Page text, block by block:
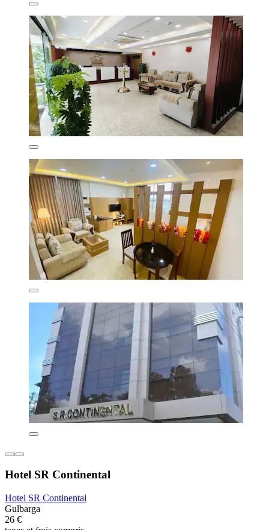
Hotel SR Continental
Hotel SR Continental
Gulbarga
26 €